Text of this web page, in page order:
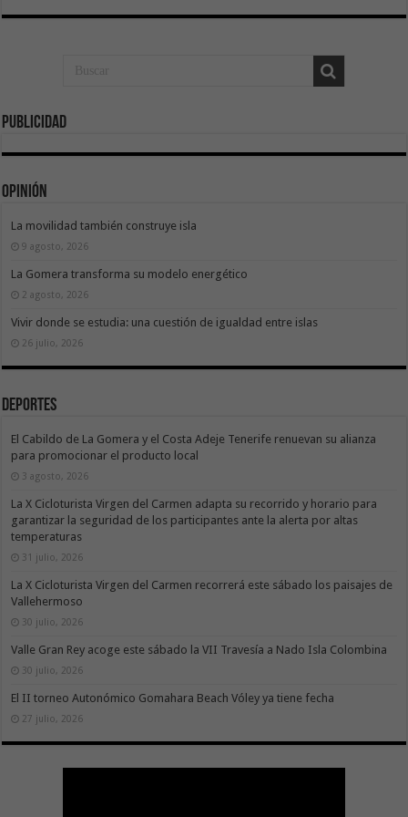
Publicidad
Opinión
La movilidad también construye isla
9 agosto, 2026
La Gomera transforma su modelo energético
2 agosto, 2026
Vivir donde se estudia: una cuestión de igualdad entre islas
26 julio, 2026
Deportes
El Cabildo de La Gomera y el Costa Adeje Tenerife renuevan su alianza
para promocionar el producto local
3 agosto, 2026
La X Cicloturista Virgen del Carmen adapta su recorrido y horario para
garantizar la seguridad de los participantes ante la alerta por altas
temperaturas
31 julio, 2026
La X Cicloturista Virgen del Carmen recorrerá este sábado los paisajes de
Vallehermoso
30 julio, 2026
Valle Gran Rey acoge este sábado la VII Travesía a Nado Isla Colombina
30 julio, 2026
El II torneo Autonómico Gomahara Beach Vóley ya tiene fecha
27 julio, 2026